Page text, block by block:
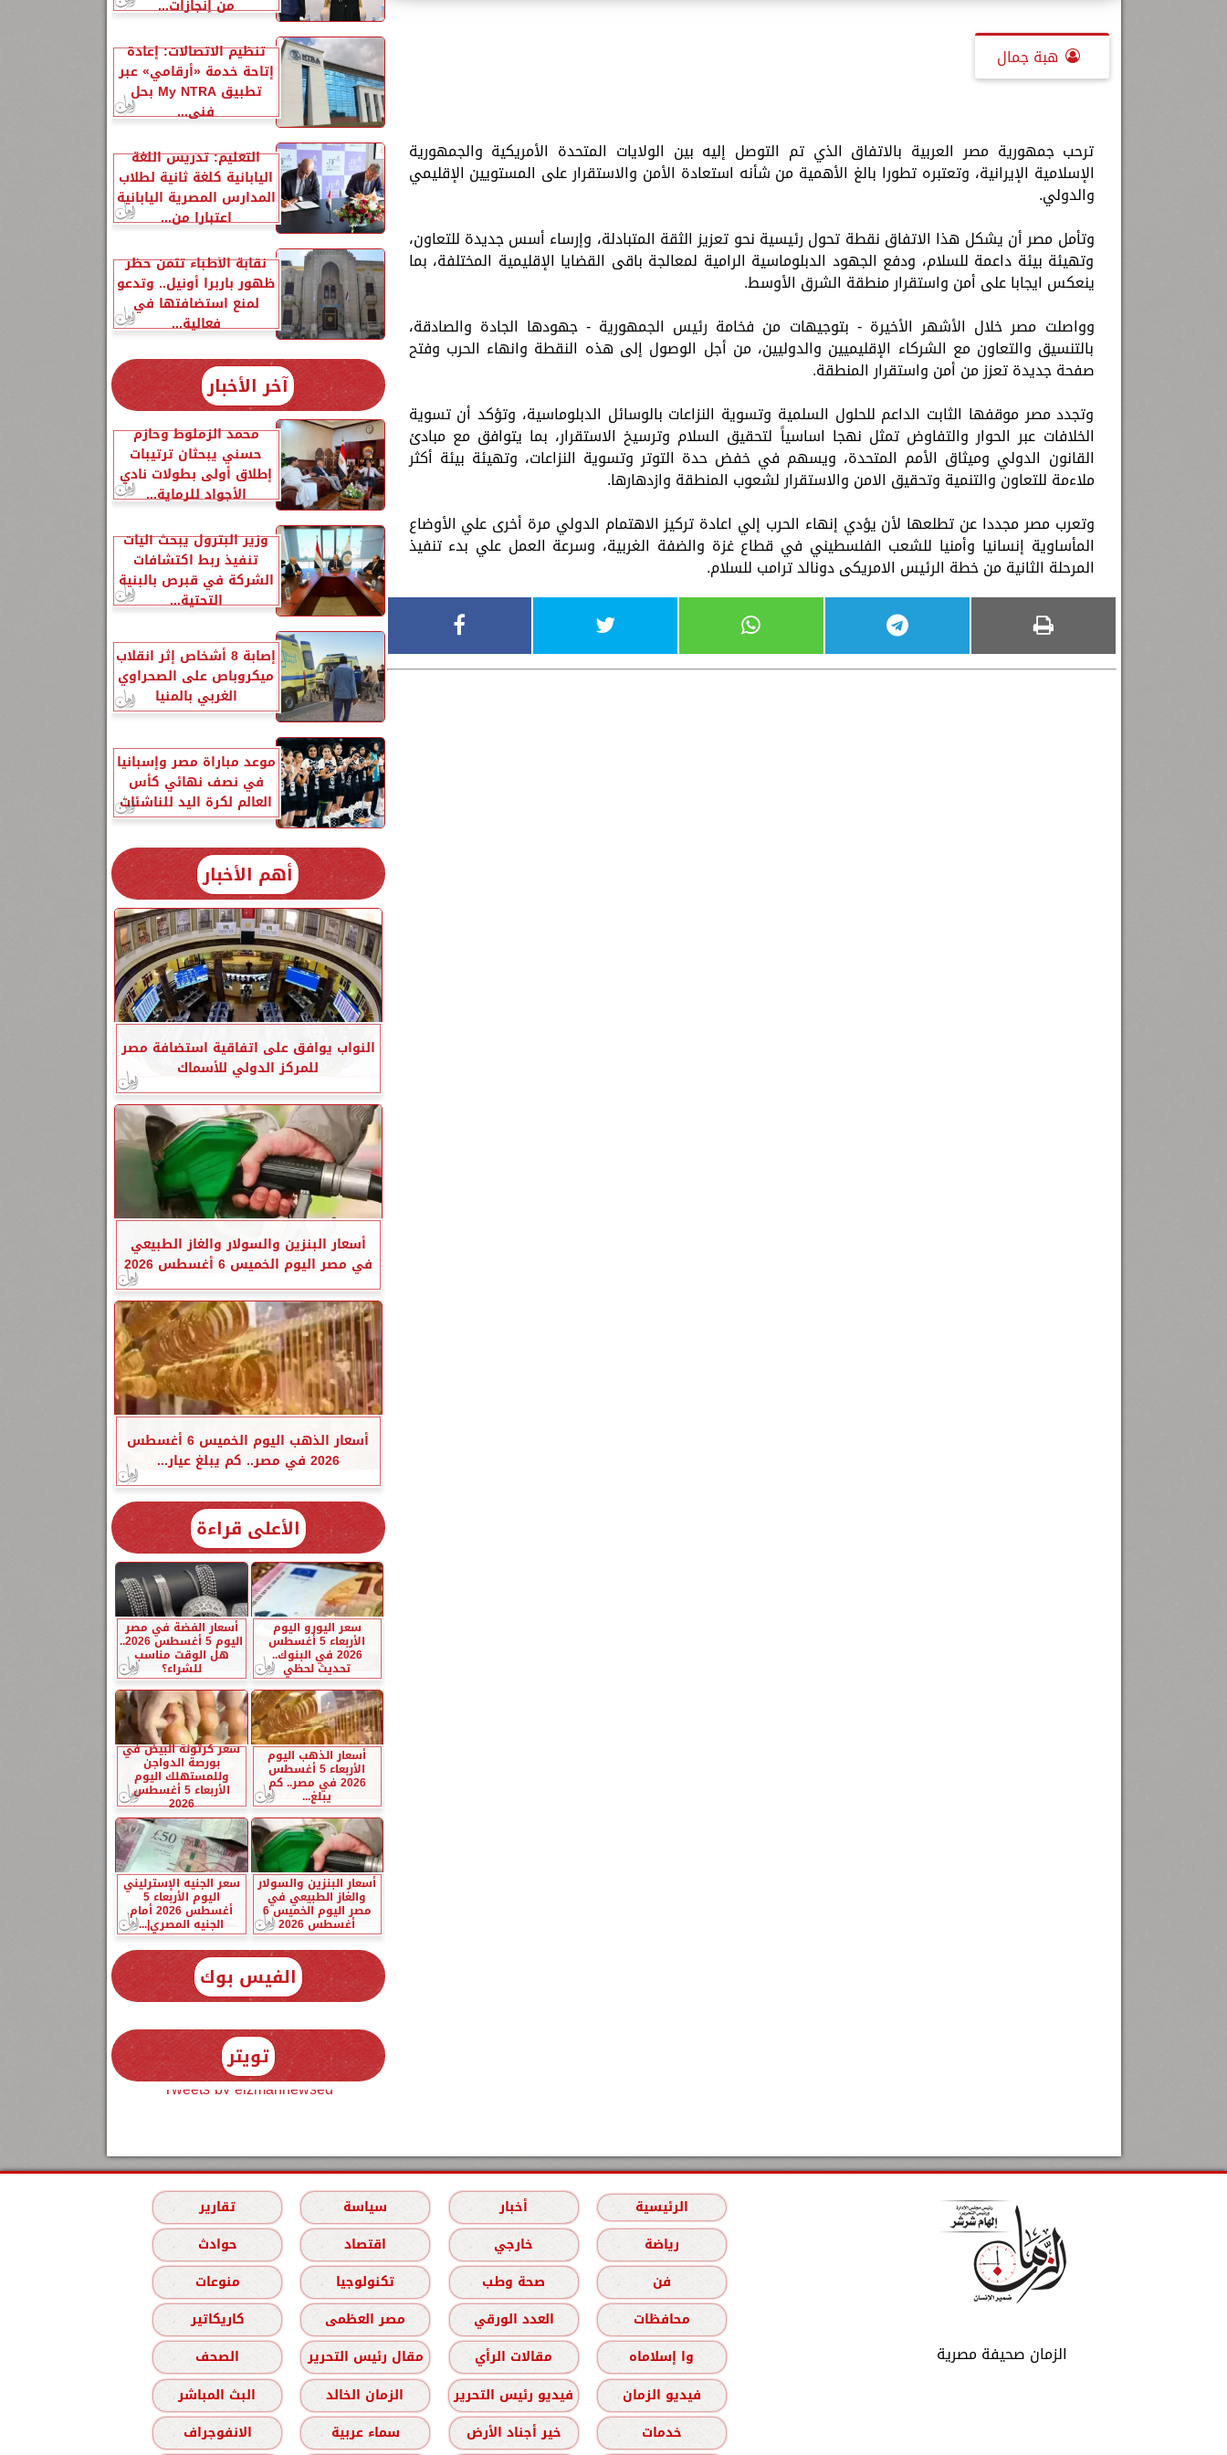
هبة جمال
ترحب جمهورية مصر العربية بالاتفاق الذي تم التوصل إليه بين الولايات المتحدة الأمريكية والجمهورية
الإسلامية الإيرانية، وتعتبره تطورا بالغ الأهمية من شأنه استعادة الأمن والاستقرار على المستويين الإقليمي
والدولي.
وتأمل مصر أن يشكل هذا الاتفاق نقطة تحول رئيسية نحو تعزيز الثقة المتبادلة، وإرساء أسس جديدة للتعاون،
وتهيئة بيئة داعمة للسلام، ودفع الجهود الدبلوماسية الرامية لمعالجة باقى القضايا الإقليمية المختلفة، بما
ينعكس ايجابا على أمن واستقرار منطقة الشرق الأوسط.
وواصلت مصر خلال الأشهر الأخيرة - بتوجيهات من فخامة رئيس الجمهورية - جهودها الجادة والصادقة،
بالتنسيق والتعاون مع الشركاء الإقليميين والدوليين، من أجل الوصول إلى هذه النقطة وانهاء الحرب وفتح
صفحة جديدة تعزز من أمن واستقرار المنطقة.
وتجدد مصر موقفها الثابت الداعم للحلول السلمية وتسوية النزاعات بالوسائل الدبلوماسية، وتؤكد أن تسوية
الخلافات عبر الحوار والتفاوض تمثل نهجا اساسياً لتحقيق السلام وترسيخ الاستقرار، بما يتوافق مع مبادئ
القانون الدولي وميثاق الأمم المتحدة، ويسهم في خفض حدة التوتر وتسوية النزاعات، وتهيئة بيئة أكثر
ملاءمة للتعاون والتنمية وتحقيق الامن والاستقرار لشعوب المنطقة وازدهارها.
وتعرب مصر مجددا عن تطلعها لأن يؤدي إنهاء الحرب إلي اعادة تركيز الاهتمام الدولي مرة أخرى علي الأوضاع
المأساوية إنسانيا وأمنيا للشعب الفلسطيني في قطاع غزة والضفة الغربية، وسرعة العمل علي بدء تنفيذ
المرحلة الثانية من خطة الرئيس الامريكى دونالد ترامب للسلام.
من إنجازات...
تنظيم الاتصالات: إعادة
إتاحة خدمة «أرقامي» عبر
تطبيق My NTRA بحل
فني...
التعليم: تدريس اللغة
اليابانية كلغة ثانية لطلاب
المدارس المصرية اليابانية
اعتبارا من...
نقابة الأطباء تثمن حظر
ظهور باربرا أونيل.. وتدعو
لمنع استضافتها في
فعالية...
آخر الأخبار
محمد الزملوط وحازم
حسني يبحثان ترتيبات
إطلاق أولى بطولات نادي
الأجواد للرماية...
وزير البترول يبحث آليات
تنفيذ ربط اكتشافات
الشركة في قبرص بالبنية
التحتية...
إصابة 8 أشخاص إثر انقلاب
ميكروباص على الصحراوي
الغربي بالمنيا
موعد مباراة مصر وإسبانيا
في نصف نهائي كأس
العالم لكرة اليد للناشئات
أهم الأخبار
النواب يوافق على اتفاقية استضافة مصر
للمركز الدولي للأسماك
أسعار البنزين والسولار والغاز الطبيعي
في مصر اليوم الخميس 6 أغسطس 2026
أسعار الذهب اليوم الخميس 6 أغسطس
2026 في مصر.. كم يبلغ عيار...
الأعلى قراءة
سعر اليورو اليوم
الأربعاء 5 أغسطس
2026 في البنوك..
تحديث لحظي
أسعار الفضة في مصر
اليوم 5 أغسطس 2026..
هل الوقت مناسب
للشراء؟
أسعار الذهب اليوم
الأربعاء 5 أغسطس
2026 في مصر.. كم
يبلغ...
سعر كرتونة البيض في
بورصة الدواجن
وللمستهلك اليوم
الأربعاء 5 أغسطس
2026
أسعار البنزين والسولار
والغاز الطبيعي في
مصر اليوم الخميس 6
أغسطس 2026
سعر الجنيه الإسترليني
اليوم الأربعاء 5
أغسطس 2026 أمام
الجنيه المصري|...
الفيس بوك
تويتر
Tweets by elzmannewseg
الزمان صحيفة مصرية
الرئيسية أخبار سياسة
تقارير
رياضة
خارجي اقتصاد
حوادث
فن
صحة وطب تكنولوجيا
منوعات
محافظات
العدد الورقي مصر العظمى
كاريكاتير
وا إسلاماه
مقالات الرأي مقال رئيس التحرير
الصحف
فيديو الزمان
فيديو رئيس التحرير الزمان الخالد
البث المباشر
خدمات
خير أجناد الأرض سماء عربية الانفوجراف